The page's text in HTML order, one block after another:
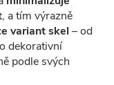
, a tím výrazně
variant skel – od
dekorativní
podle svých